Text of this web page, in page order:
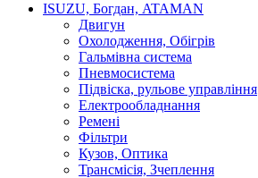
ISUZU, Богдан, ATAMAN
Двигун
Охолодження, Обігрів
Гальмівна система
Пневмосистема
Підвіска, рульове управління
Електрообладнання
Ремені
Фільтри
Кузов, Оптика
Трансмісія, Зчеплення